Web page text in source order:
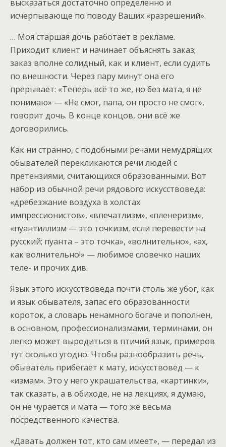
высказаться достаточно определённо и
исчерпывающе по поводу Ваших «разрешений».
… Моя старшая дочь работает в рекламе.
Приходит клиент и начинает объяснять заказ;
заказ вполне солидный, как и клиент, если судить
по внешности. Через пару минут она его
прерывает: «Теперь всё то же, но без мата, я не
понимаю» — «Не смог, папа, он просто не смог»,
говорит дочь. В конце концов, они всё же
договорились.
Как ни странно, с подобными речами немудрящих
обывателей перекликаются речи людей с
претензиями, считающихся образованными. Вот
набор из обычной речи рядового искусствоведа:
«дребезжание воздуха в холстах
импрессионистов», «впечатлизм», «пленеризм»,
«пуантиллизм — это точкизм, если перевести на
русский; пуанта – это точка», «волнительно», «ах,
как волнительно!» — любимое словечко наших
теле- и прочих див.
Язык этого искусствоведа почти столь же убог, как
и язык обывателя, запас его образованности
короток, а словарь ненамного богаче и пополнен,
в основном, профессионализмами, терминами, он
легко может выродиться в птичий язык, примеров
тут сколько угодно. Чтобы разнообразить речь,
обыватель прибегает к мату, искусствовед — к
«измам». Это у него украшательства, «картинки»,
так сказать, а в обиходе, не на лекциях, я думаю,
он не чурается и мата — того же весьма
посредственного качества.
«Давать должен тот, кто сам имеет», — передал из